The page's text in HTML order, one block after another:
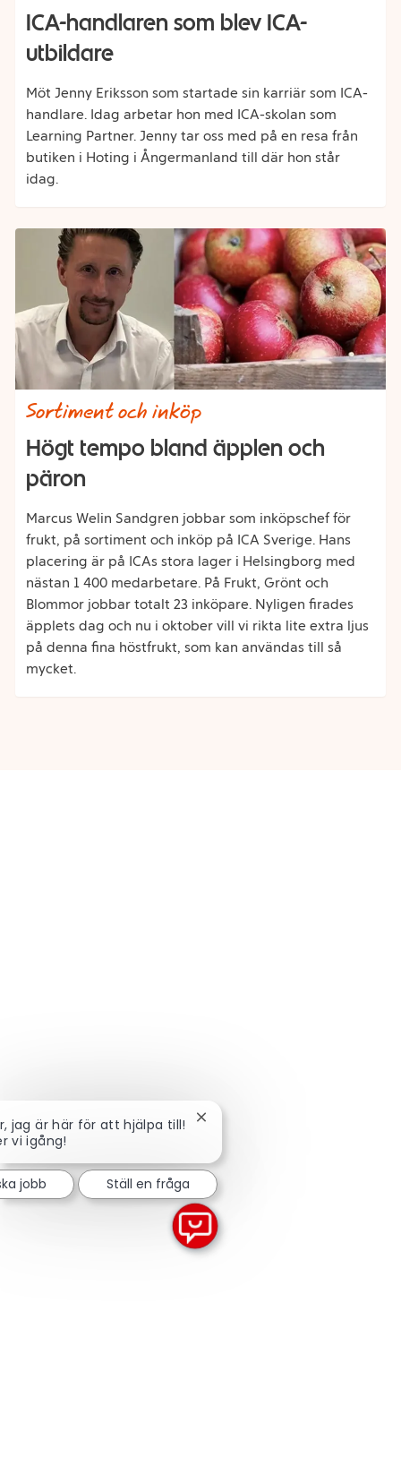
ICA-handlaren som blev ICA-
utbildare
Möt Jenny Eriksson som startade sin karriär som ICA-
handlare. Idag arbetar hon med ICA-skolan som
Learning Partner. Jenny tar oss med på en resa från
butiken i Hoting i Ångermanland till där hon står
idag.
Category
Sortiment och inköp
Högt tempo bland äpplen och
päron
Marcus Welin Sandgren jobbar som inköpschef för
frukt, på sortiment och inköp på ICA Sverige. Hans
placering är på ICAs stora lager i Helsingborg med
nästan 1 400 medarbetare. På Frukt, Grönt och
Blommor jobbar totalt 23 inköpare. Nyligen firades
äpplets dag och nu i oktober vill vi rikta lite extra ljus
på denna fina höstfrukt, som kan användas till så
mycket.
jag är här för att hjälpa till!
vi igång!
Stäng chattbot-avisering
jobb Ställ en fråga